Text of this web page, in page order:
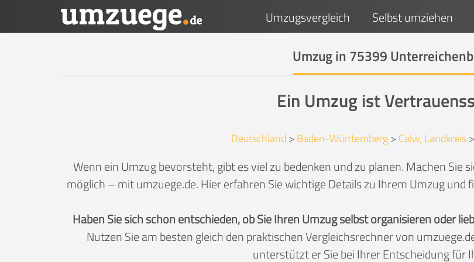
Umzugsvergleich Selbst umziehen
Umzug in 75399
Ein Umzug ist
Deutschland > Baden-Württemberg> Calw, Landkreis>
Wenn ein Umzug bevorsteht, gibt es viel zu bedenken und zu planen. Machen Sie
möglich – mit umzuege.de. Hier erfahren Sie wichtige Details zu Ihrem Umzug
Haben Sie sich schon entschieden, ob Sie Ihren Umzug selbst organisieren oder
Nutzen Sie am besten gleich den praktischen Vergleichsrechner von
unterstützt er Sie bei Ihrer Entscheidung für